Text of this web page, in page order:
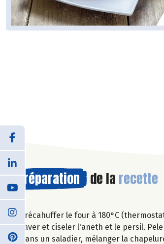
Préparation de la recette
Précahuffer le four à 180°C
Laver et ciseler l'aneth et le persil.
Dans un saladier, mélanger la